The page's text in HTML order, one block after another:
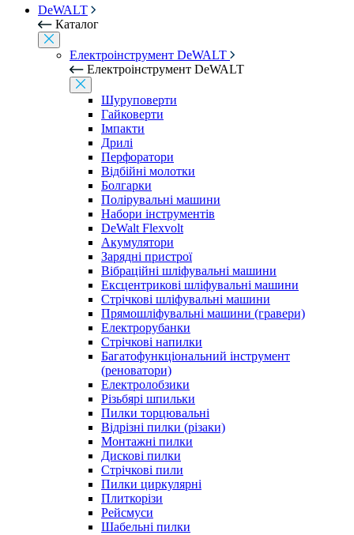
DeWALT
Каталог
Електроінструмент DeWALT
Електроінструмент DeWALT
Шуруповерти
Гайковерти
Імпакти
Дрилі
Перфоратори
Відбійні молотки
Болгарки
Полірувальні машини
Набори інструментів
DeWalt Flexvolt
Акумулятори
Зарядні пристрої
Вібраційні шліфувальні машини
Ексцентрикові шліфувальні машини
Стрічкові шліфувальні машини
Прямошліфувальні машини (гравери)
Електрорубанки
Стрічкові напилки
Багатофункціональний інструмент
(реноватори)
Електролобзики
Різьбярі шпильки
Пилки торцювальні
Відрізні пилки (різаки)
Монтажні пилки
Дискові пилки
Стрічкові пили
Пилки циркулярні
Плиткорізи
Рейсмуси
Шабельні пилки